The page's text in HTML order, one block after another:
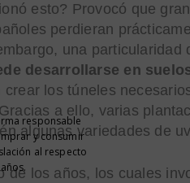
esto? Provocó que
perdieran
una particularidad
desarrollarse en
crear los túneles
a ello, varias
algunas variedades de
de los años, los cuales
responsable
y consumir
al respecto